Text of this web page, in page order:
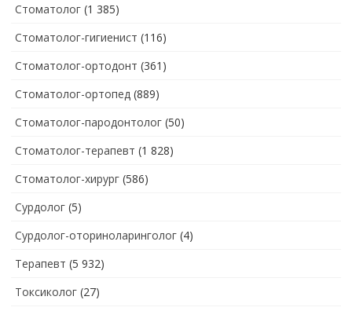
Стоматолог (1 385)
Стоматолог-гигиенист (116)
Стоматолог-ортодонт (361)
Стоматолог-ортопед (889)
Стоматолог-пародонтолог (50)
Стоматолог-терапевт (1 828)
Стоматолог-хирург (586)
Сурдолог (5)
Сурдолог-оториноларинголог (4)
Терапевт (5 932)
Токсиколог (27)